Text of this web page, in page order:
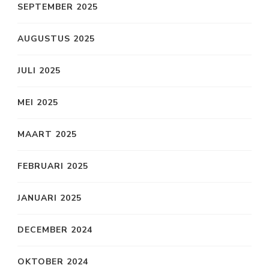
SEPTEMBER 2025
AUGUSTUS 2025
JULI 2025
MEI 2025
MAART 2025
FEBRUARI 2025
JANUARI 2025
DECEMBER 2024
OKTOBER 2024